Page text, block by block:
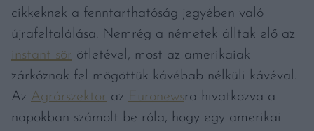
cikkeknek a fenntarthatóság jegyében való
újrafeltalálása. Nemrég a németek álltak elő az
instant sör ötletével, most az amerikaiak
zárkóznak fel mögöttük kávébab nélküli kávéval.
Az Agrárszektor az Euronewsra hivatkozva a
napokban számolt be róla, hogy egy amerikai